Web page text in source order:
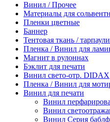
Винил / Прочее
Материалы для
Пленки цветные
Баннер
Тентовая ткань /
Пленка / Винил для
Магнит в рулоннах
Бэклит для печати
Винил свето-отр. DIDAX
Пленка / Винил для
Винил для печати
Винил
Винил
Винил Серия